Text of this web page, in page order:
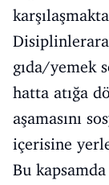
gıda/yemek
hatta atığa
aşamasını
içerisine
Bu